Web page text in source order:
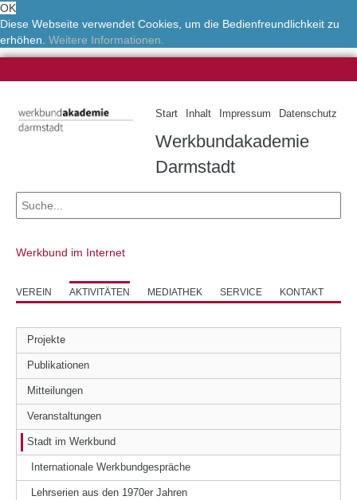
OK
Diese Webseite verwendet Cookies, um die Bedienfreundlichkeit zu
erhöhen. Weitere Informationen.
Start Inhalt Impressum Datenschutz
Werkbundakademie
Darmstadt
Werkbund im Internet
VEREIN AKTIVITÄTEN MEDIATHEK SERVICE KONTAKT
Projekte
Publikationen
Mitteilungen
Veranstaltungen
Stadt im Werkbund
Internationale Werkbundgespräche
Lehrserien aus den 1970er Jahren